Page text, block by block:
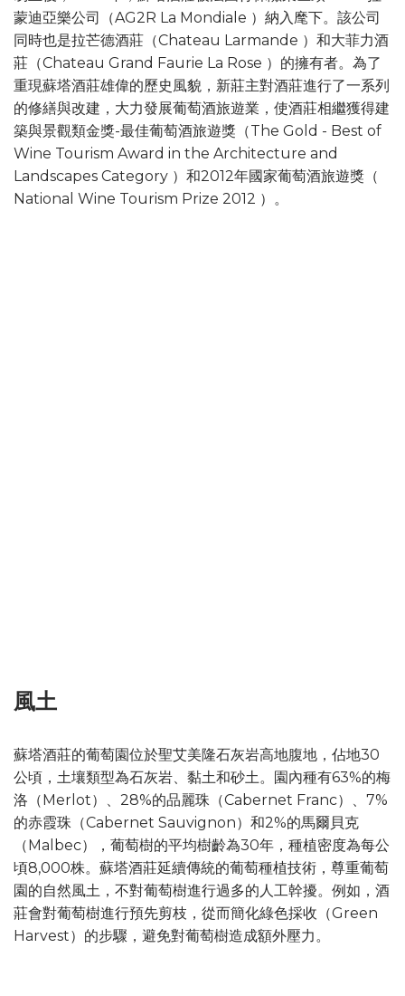
蒙迪亞樂公司（AG2R La Mondiale ）納入麾下。該公司
同時也是拉芒德酒莊（Chateau Larmande ）和大菲力酒
莊（Chateau Grand Faurie La Rose ）的擁有者。為了
重現蘇塔酒莊雄偉的歷史風貌，新莊主對酒莊進行了一系列
的修繕與改建，大力發展葡萄酒旅遊業，使酒莊相繼獲得建
築與景觀類金獎-最佳葡萄酒旅遊獎（The Gold - Best of
Wine Tourism Award in the Architecture and
Landscapes Category ）和2012年國家葡萄酒旅遊獎（
National Wine Tourism Prize 2012 ）。
風土
蘇塔酒莊的葡萄園位於聖艾美隆石灰岩高地腹地，佔地30
公頃，土壤類型為石灰岩、黏土和砂土。園內種有63%的梅
洛（Merlot）、28%的品麗珠（Cabernet Franc）、7%
的赤霞珠（Cabernet Sauvignon）和2%的馬爾貝克
（Malbec），葡萄樹的平均樹齡為30年，種植密度為每公
頃8,000株。蘇塔酒莊延續傳統的葡萄種植技術，尊重葡萄
園的自然風土，不對葡萄樹進行過多的人工幹擾。例如，酒
莊會對葡萄樹進行預先剪枝，從而簡化綠色採收（Green
Harvest）的步驟，避免對葡萄樹造成額外壓力。